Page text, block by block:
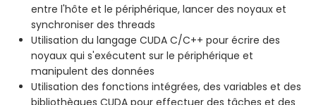
entre l'hôte et le périphérique, lancer des noyaux et
synchroniser des threads
Utilisation du langage CUDA C/C++ pour écrire des
noyaux qui s'exécutent sur le périphérique et
manipulent des données
Utilisation des fonctions intégrées, des variables et des